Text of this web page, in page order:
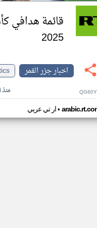
قائمة هدافي
2025
اخبار جزر القمر
منذ ٦ أشهر
ار تي عربي•